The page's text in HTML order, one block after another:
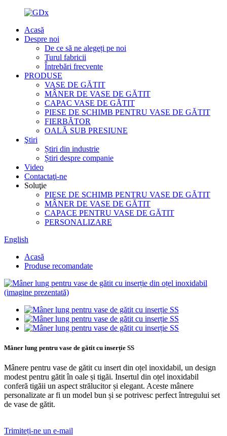
Acasă
Despre noi
De ce să ne alegeți pe noi
Turul fabricii
Întrebări frecvente
PRODUSE
VASE DE GĂTIT
MÂNER DE VASE DE GĂTIT
CAPAC VASE DE GĂTIT
PIESE DE SCHIMB PENTRU VASE DE GĂTIT
FIERBĂTOR
OALĂ SUB PRESIUNE
Ştiri
Știri din industrie
Știri despre companie
Video
Contactaţi-ne
Soluţie
PIESE DE SCHIMB PENTRU VASE DE GĂTIT
MÂNER DE VASE DE GĂTIT
CAPACE PENTRU VASE DE GĂTIT
PERSONALIZARE
English
Acasă
Produse recomandate
Mâner lung pentru vase de gătit cu inserție SS
Mânere pentru vase de gătit cu insert din oțel inoxidabil, un design
modest pentru gătit în oale și tigăi. Insertul din oțel inoxidabil
conferă tigăii un aspect strălucitor și elegant. Aceste mânere
personalizate ar fi un model bun și se potrivesc perfect întregului set
de vase de gătit.
Trimiteți-ne un e-mail